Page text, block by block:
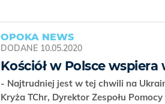
OPOKA NEWS
DODANE 10.05.2020
Kościół w Polsce
- Najtrudniej jest w tej chwili na
Kryża TChr, Dyrektor Zespołu